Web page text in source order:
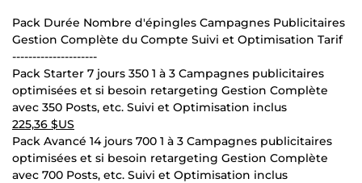
Pack Durée Nombre d'épingles Campagnes Publicitaires
Gestion Complète du Compte Suivi et Optimisation Tarif
---------------------
Pack Starter 7 jours 350 1 à 3 Campagnes publicitaires
optimisées et si besoin retargeting Gestion Complète
avec 350 Posts, etc. Suivi et Optimisation inclus
225,36 $US
Pack Avancé 14 jours 700 1 à 3 Campagnes publicitaires
optimisées et si besoin retargeting Gestion Complète
avec 700 Posts, etc. Suivi et Optimisation inclus